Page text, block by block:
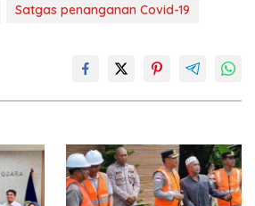
Satgas penanganan Covid-19